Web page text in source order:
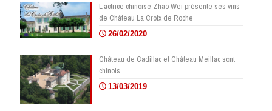
L’actrice chinoise Zhao Wei présente ses vins
de Château La Croix de Roche
26/02/2020
Château de Cadillac et Château Meillac sont
chinois
13/03/2019